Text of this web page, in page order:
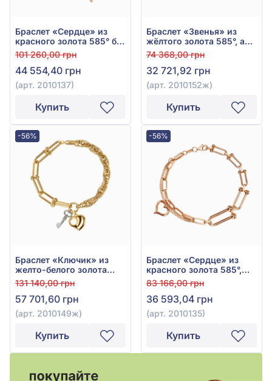
Браслет «Сердце» из
красного золота 585° без
вставки, арт. 2010137
101 260,00 грн
44 554,40 грн
(арт. 2010137)
Купить
Браслет «Звенья» из
жёлтого золота 585°, арт.
2010152ж
74 368,00 грн
32 721,92 грн
(арт. 2010152ж)
Купить
-56%
Браслет «Ключик» из
желто-белого золота
585°, без вставки, арт.
2010149ж
131 140,00 грн
57 701,60 грн
(арт. 2010149ж)
Купить
-56%
Браслет «Сердце» из
красного золота 585°,
без вставки, арт. 2010135
83 166,00 грн
36 593,04 грн
(арт. 2010135)
Купить